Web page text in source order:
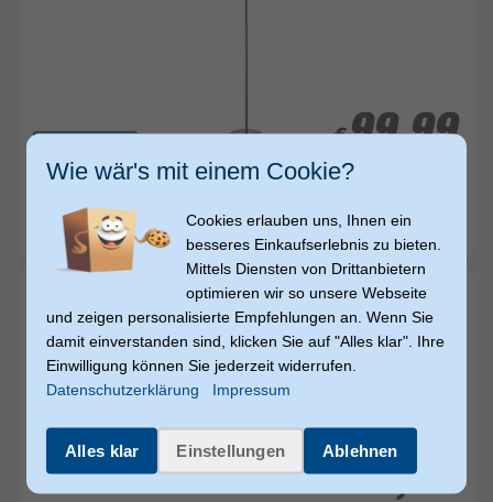
€ 99,99
€ 99,99
SCHWAIGER Außenstehlampe LED Warmweiß (3000K)
Warmes Komfortlicht Batterie/Akku
sofort versandfertig
27,49
27,49
Wie wär's mit einem Cookie?
Cookies erlauben uns, Ihnen ein
besseres Einkaufserlebnis zu bieten.
Mittels Diensten von Drittanbietern
optimieren wir so unsere Webseite
und zeigen personalisierte Empfehlungen an. Wenn Sie
damit einverstanden sind, klicken Sie auf "Alles klar". Ihre
Einwilligung können Sie jederzeit widerrufen.
Datenschutzerklärung
Impressum
Alles klar Einstellungen Ablehnen